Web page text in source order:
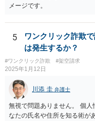
メージです。
5
ワンクリック詐欺
は発生するか？
#ワンクリック詐欺 #架空請求
2025年1月12日
川添 圭 弁護士
無視で問題ありません。 個
なたの氏名や住所を知る術が